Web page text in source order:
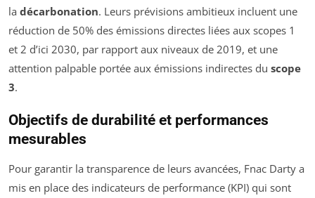
la décarbonation. Leurs prévisions ambitieux incluent une
réduction de 50% des émissions directes liées aux scopes 1
et 2 d’ici 2030, par rapport aux niveaux de 2019, et une
attention palpable portée aux émissions indirectes du scope
3.
Objectifs de durabilité et performances
mesurables
Pour garantir la transparence de leurs avancées, Fnac Darty a
mis en place des indicateurs de performance (KPI) qui sont